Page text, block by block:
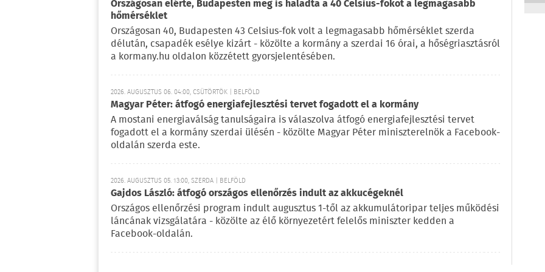
Országosan elérte, Budapesten meg is haladta a 40 Celsius-fokot a legmagasabb
hőmérséklet
Országosan 40, Budapesten 43 Celsius-fok volt a legmagasabb hőmérséklet szerda
délután, csapadék esélye kizárt - közölte a kormány a szerdai 16 órai, a hőségriasztásról
a kormany.hu oldalon közzétett gyorsjelentésében.
2026. AUGUSZTUS 06. 04:00, CSÜTÖRTÖK | BELFÖLD
Magyar Péter: átfogó energiafejlesztési tervet fogadott el a kormány
A mostani energiaválság tanulságaira is válaszolva átfogó energiafejlesztési tervet
fogadott el a kormány szerdai ülésén - közölte Magyar Péter miniszterelnök a Facebook-
oldalán szerda este.
2026. AUGUSZTUS 05. 13:00, SZERDA | BELFÖLD
Gajdos László: átfogó országos ellenőrzés indult az akkucégeknél
Országos ellenőrzési program indult augusztus 1-től az akkumulátoripar teljes működési
láncának vizsgálatára - közölte az élő környezetért felelős miniszter kedden a
Facebook-oldalán.